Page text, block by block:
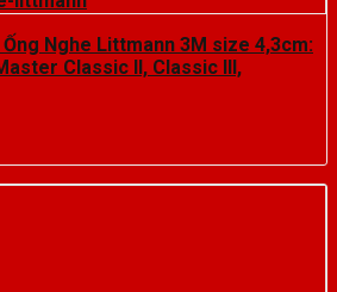
Nghe Littmann 3M size 4,3cm:
Classic II, Classic III,